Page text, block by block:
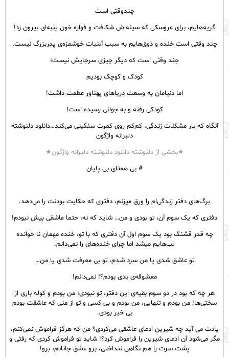
چندوقتی است
گریه‌هایم، برای عروسکی که سینه‌اش شکافت و فواره خون پنبه‌ای بیرون زد!
چند وقتی است خنده و ذوق‌هایم به سبب آبنبات خوشمزه‌ی پدربزرگ نیست.
چند وقتی است که دیگر چیزی سرجایش نیست؛
کودک و کوچک بودیم
اما دنیامان به وسعت دریاهای پهناور عظمت داشت!
کودکی رفته و به جوانی رسیده‌ است!
آنگاه که بار مشکلات زندگی، کم‌کم روی کمرت سنگینی می‌کند…دانلود دلنوشته
دلبرانه واژگون
★بخشی از دلنوشته دانلود دلنوشته دلبرانه واژگون★
# بی همتای بی پایان
برگ‌های دفتر زندگی‌ام را ورق میزنم، دفتری که حکایت بودنت را می‌دهد.
دفتری که یک سوم آن، تو بودی و من… شاید که نه، حتما عاشقی بیش نبودم!
چه قدر قشنگ بود یک سوم اول آن دفتری که با تو، خنده مهمان نا خوانده
لب‌هایم میشد اما چرای خنده‌های را نمی‌دانم.
تو عاشق شدی یا من سرد شدم، تو بی معرفت شدی یا من…
معشوقه‌ی بدی بودم؟! نمی‌دانم!
هر چه که بود در دو سوم بقیه‌ی این دفتر، تو نبودی؛ من بودم و کوله باری از
سختی‌ها! من بودم و تنهایی، من بودم و بی کسی و تو از منی که عاشقت بودم
بی خبر بودی.
یادت می آید چه شیرین ادعای عاشقی می‌کردی؟ من که هرگز فراموش نمی‌کنم،
مگر می‌شود آن ادعای شیرین را فراموش کرد؟! شاید تو فراموش کردی که رفتی و
پشت سرت را هم نگاهی ننداختی، برو عشق جانانم، برو!